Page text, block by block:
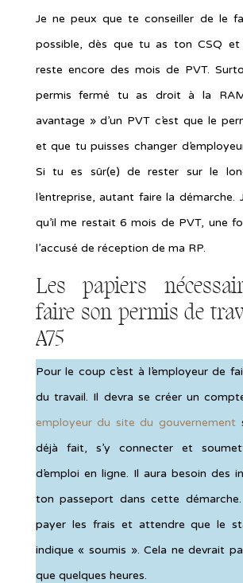
Je ne peux que te conseiller de le
possible, dès que tu as ton CSQ
reste encore des mois de PVT.
permis fermé tu as droit à la
avantage » d’un PVT c’est que le
et que tu puisses changer
Si tu es sûr(e) de rester sur le
l’entreprise, autant faire la démarche.
qu’il me restait 6 mois de PVT, une
l’accusé de réception de ma RP.
Les papiers
faire son permis de
A75
Pour le coup c’est à l’employeur de
du travail. Il devra se créer un
employeur du site du gouvernement
déjà fait, s’y connecter et
d’emploi en ligne. Il aura besoin des
ton passeport dans cette
payer les frais et attendre que le
indique « soumis ». Cela ne devrait
que quelques heures.